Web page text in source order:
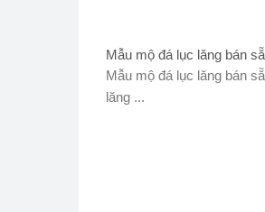
Mẫu mộ đá lục lăng bán
Mẫu mộ đá lục lăng bán
lăng ...